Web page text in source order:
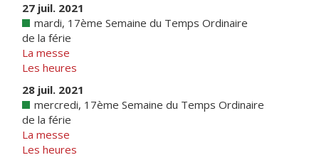
27 juil. 2021
mardi, 17ème Semaine du Temps Ordinaire
de la férie
La messe
Les heures
28 juil. 2021
mercredi, 17ème Semaine du Temps Ordinaire
de la férie
La messe
Les heures